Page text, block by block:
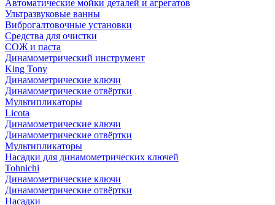
Автоматические мойки деталей и агрегатов
Ультразвуковые ванны
Виброгалтовочные установки
Средства для очистки
СОЖ и паста
Динамометрический инструмент
King Tony
Динамометрические ключи
Динамометрические отвёртки
Мультипликаторы
Licota
Динамометрические ключи
Динамометрические отвёртки
Мультипликаторы
Насадки для динамометрических ключей
Tohnichi
Динамометрические ключи
Динамометрические отвёртки
Насадки